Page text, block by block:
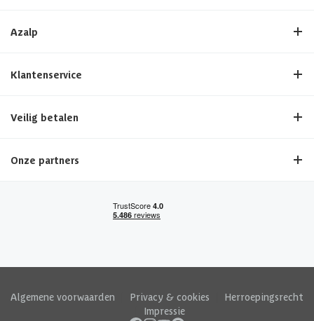
Azalp
Klantenservice
Veilig betalen
Onze partners
Algemene voorwaarden Privacy & cookies
Herroepingsrecht
Impressie